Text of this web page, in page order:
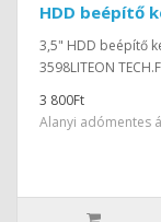
HDD beépítő
3,5" HDD beépítő
3598LITEON
3 800Ft
Alanyi adómentes